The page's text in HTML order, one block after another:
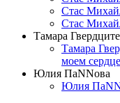
Стас
Стас
Тамара
Тамара
моем
Юлия ПаNNова
Юлия